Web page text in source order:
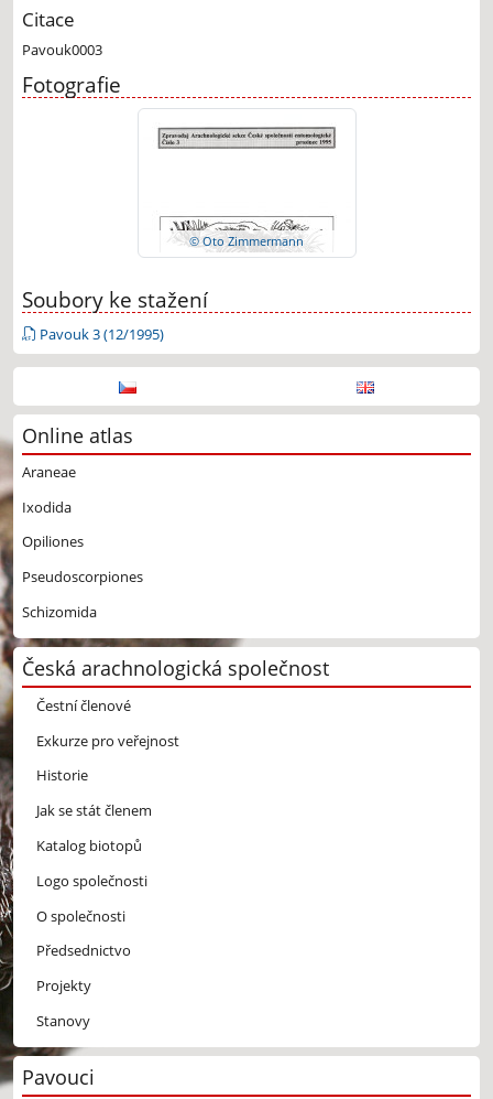
Citace
Pavouk0003
Fotografie
© Oto Zimmermann
Soubory ke stažení
Pavouk 3 (12/1995)
Online atlas
Araneae
Ixodida
Opiliones
Pseudoscorpiones
Schizomida
Česká arachnologická společnost
Čestní členové
Exkurze pro veřejnost
Historie
Jak se stát členem
Katalog biotopů
Logo společnosti
O společnosti
Předsednictvo
Projekty
Stanovy
Pavouci